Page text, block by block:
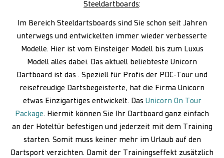
Steeldartboards:
Im Bereich Steeldartsboards sind Sie schon seit Jahren
unterwegs und entwickelten immer wieder verbesserte
Modelle. Hier ist vom Einsteiger Modell bis zum Luxus
Modell alles dabei. Das aktuell beliebteste Unicorn
Dartboard ist das . Speziell für Profis der PDC-Tour und
reisefreudige Dartsbegeisterte, hat die Firma Unicorn
etwas Einzigartiges entwickelt. Das Unicorn On Tour
Package. Hiermit können Sie Ihr Dartboard ganz einfach
an der Hoteltür befestigen und jederzeit mit dem Training
starten. Somit muss keiner mehr im Urlaub auf den
Dartsport verzichten. Damit der Trainingseffekt zusätzlich